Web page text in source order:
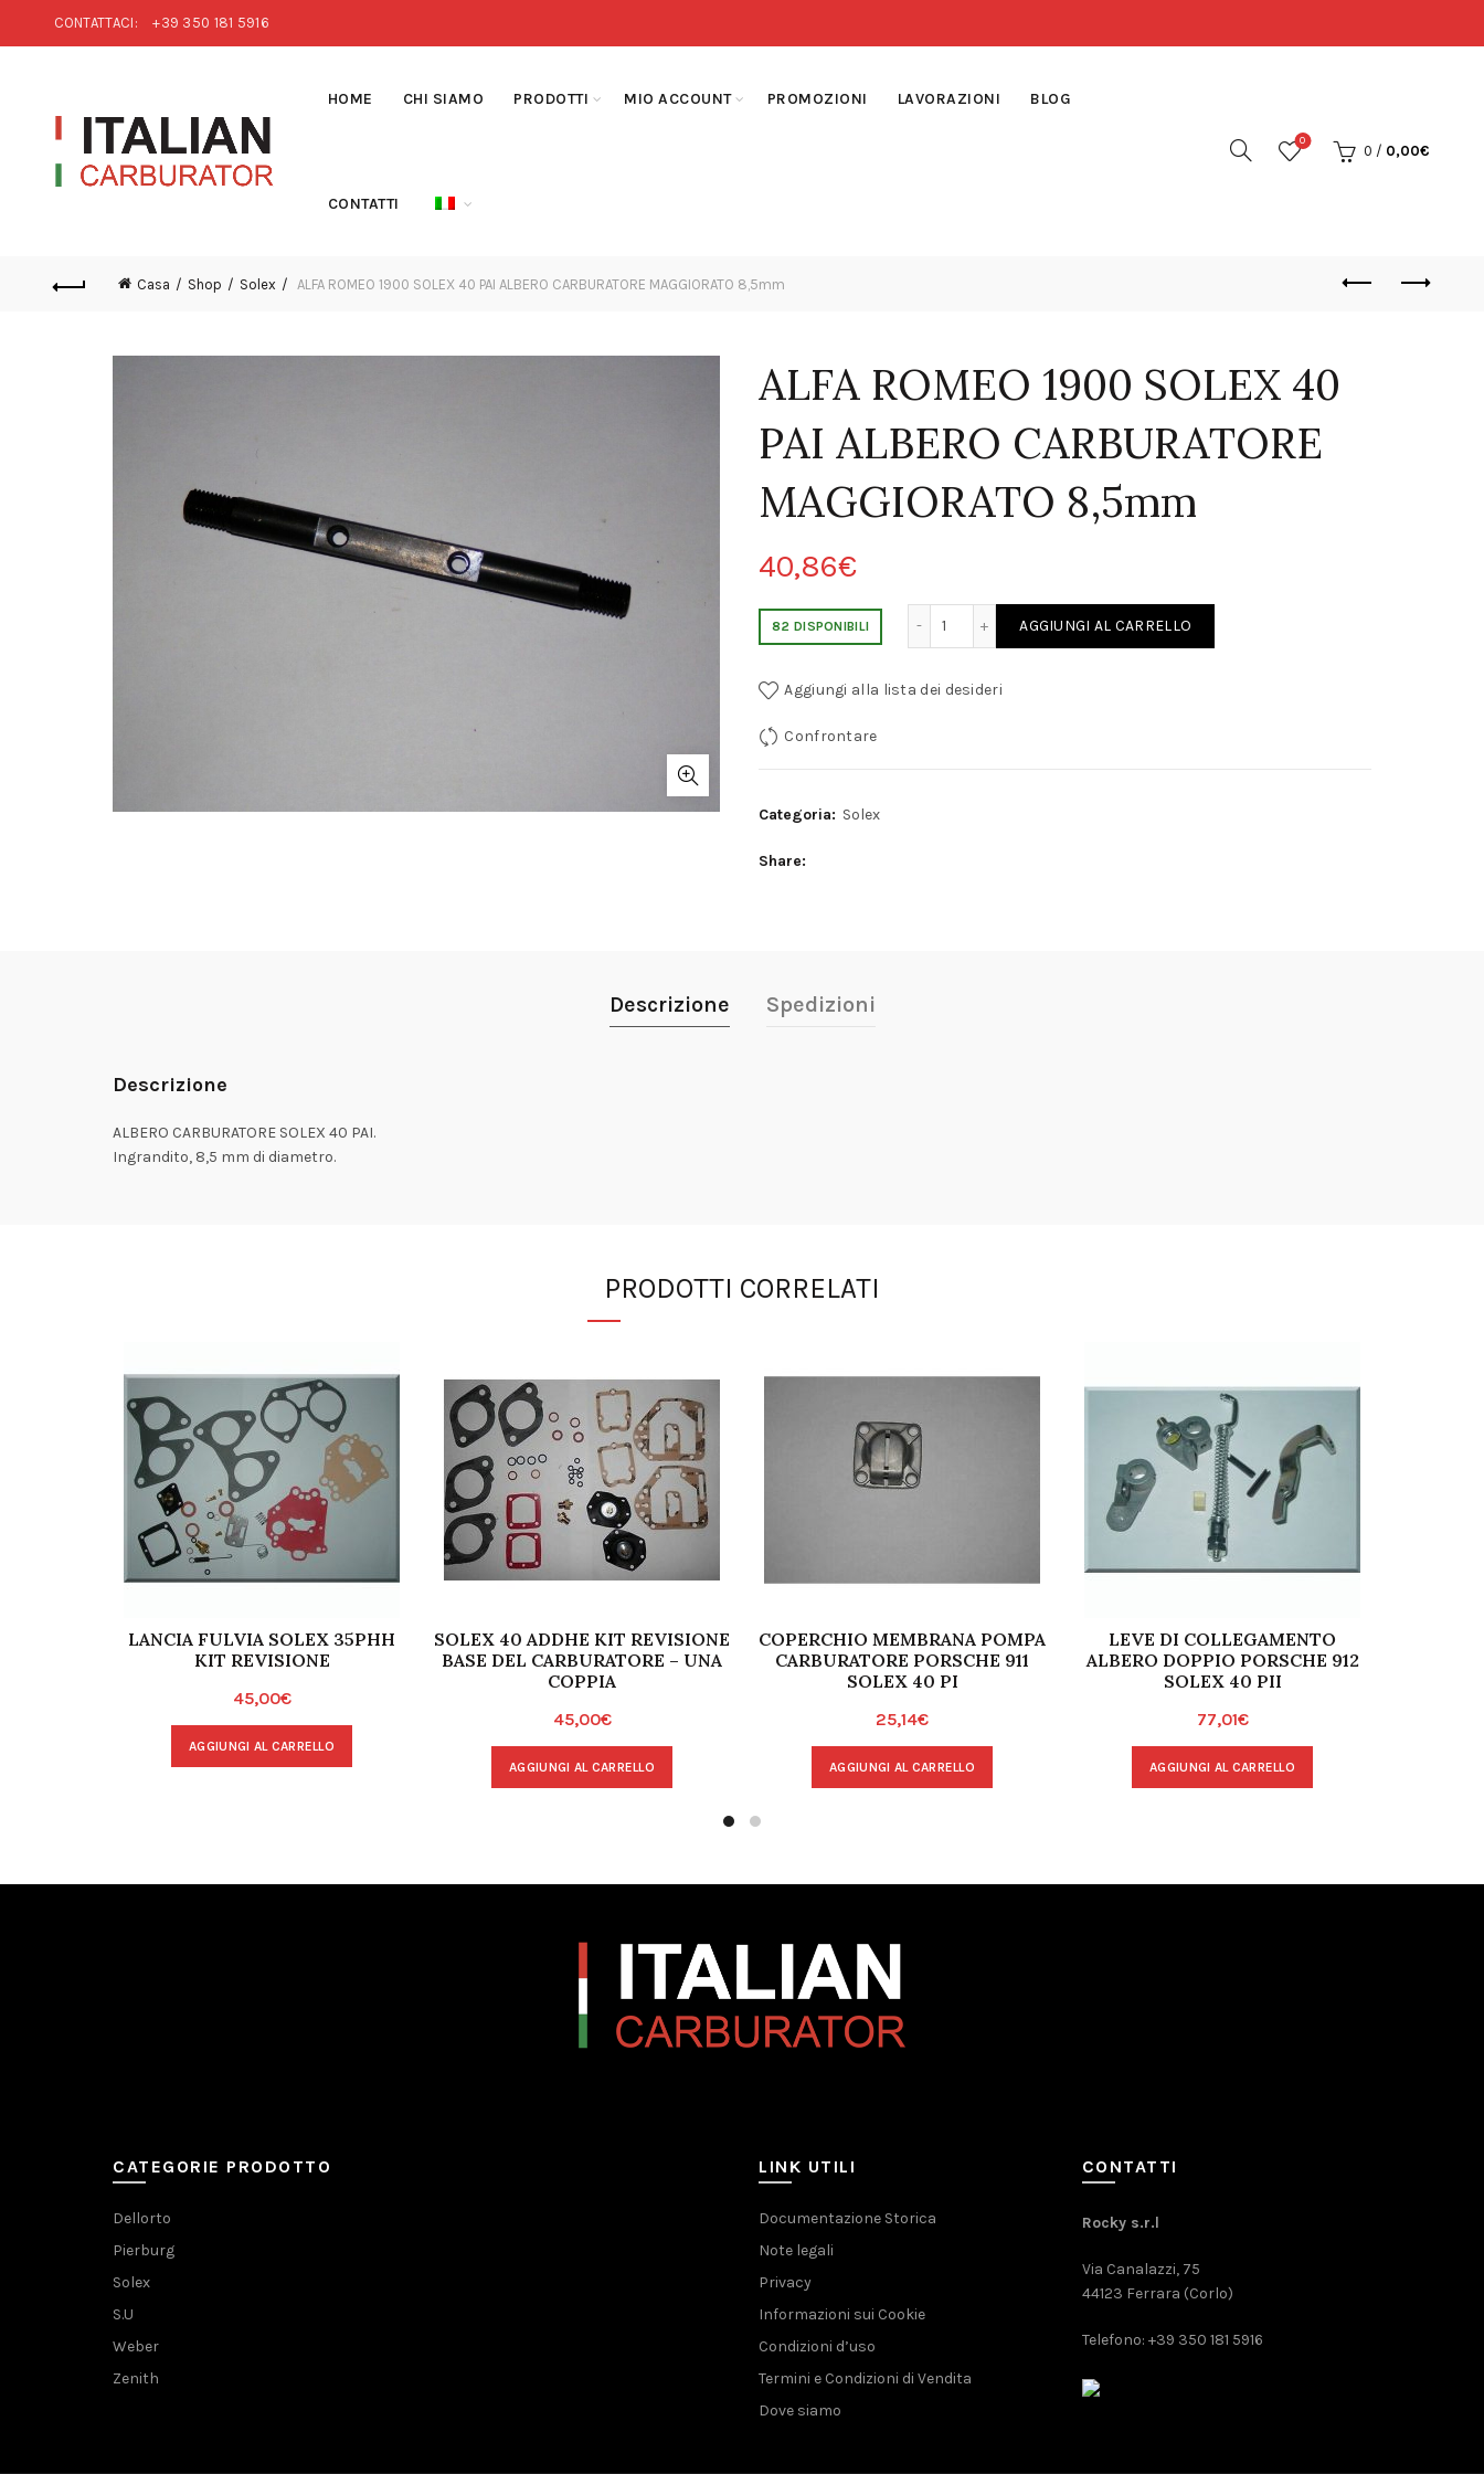
CONTATTACI: +39 350 181 5916
HOME CHI SIAMO PRODOTTI MIO ACCOUNT PROMOZIONI LAVORAZIONI BLOG
CONTATTI
0
0 / 0,00€
Casa Shop Solex ALFA ROMEO 1900 SOLEX 40 PAI ALBERO CARBURATORE MAGGIORATO 8,5mm
ALFA ROMEO 1900 SOLEX 40
PAI ALBERO CARBURATORE
MAGGIORATO 8,5mm
40,86€
82 DISPONIBILI
ALFA ROMEO 1900 SOLEX 40 PAI ALBERO CARBURATORE MAGGIORATO 8,5mm quantity
AGGIUNGI AL CARRELLO
Aggiungi alla lista dei desideri
Confrontare
Categoria: Solex
Share
Descrizione Spedizioni
Descrizione
ALBERO CARBURATORE SOLEX 40 PAI.
Ingrandito, 8,5 mm di diametro.
PRODOTTI CORRELATI
LANCIA FULVIA SOLEX 35PHH
KIT REVISIONE
45,00€
AGGIUNGI AL CARRELLO
SOLEX 40 ADDHE KIT REVISIONE
BASE DEL CARBURATORE – UNA
COPPIA
45,00€
AGGIUNGI AL CARRELLO
COPERCHIO MEMBRANA POMPA
CARBURATORE PORSCHE 911
SOLEX 40 PI
25,14€
AGGIUNGI AL CARRELLO
LEVE DI COLLEGAMENTO
ALBERO DOPPIO PORSCHE 912
SOLEX 40 PII
77,01€
AGGIUNGI AL CARRELLO
CATEGORIE PRODOTTO
Dellorto
Pierburg
Solex
S.U
Weber
Zenith
LINK UTILI
Documentazione Storica
Note legali
Privacy
Informazioni sui Cookie
Condizioni d’uso
Termini e Condizioni di Vendita
Dove siamo
CONTATTI
Rocky s.r.l
Via Canalazzi, 75
44123 Ferrara (Corlo)
Telefono: +39 350 181 5916